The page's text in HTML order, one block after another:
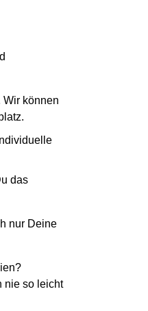
können
das
nur Deine
nie so leicht